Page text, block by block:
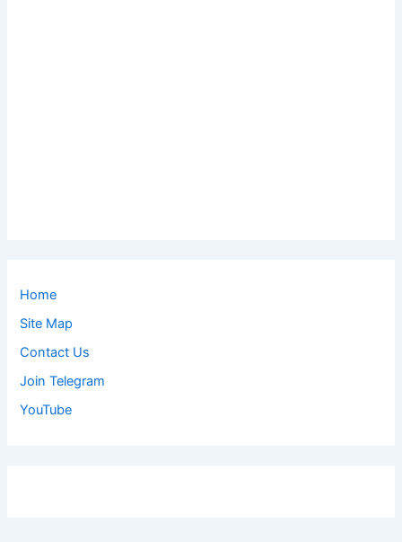
Home
Site Map
Contact Us
Join Telegram
YouTube